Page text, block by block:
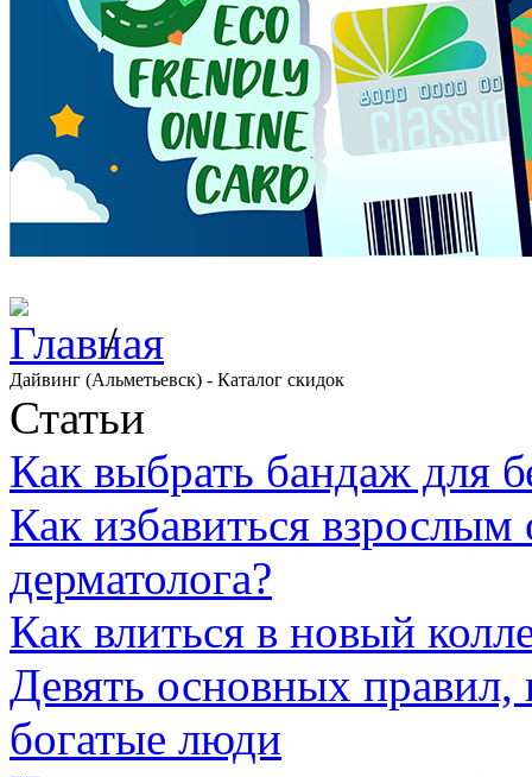
/
Дайвинг (Альметьевск) - Каталог скидок
Статьи
Как выбрать бандаж для
Как избавиться
дерматолога?
Как влиться в новый
Девять основных
богатые люди